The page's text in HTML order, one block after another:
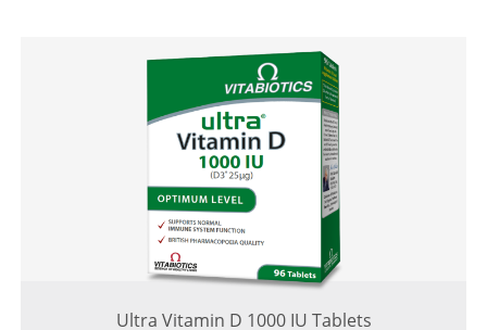
Ultra Vitamin D 1000 IU Tablets